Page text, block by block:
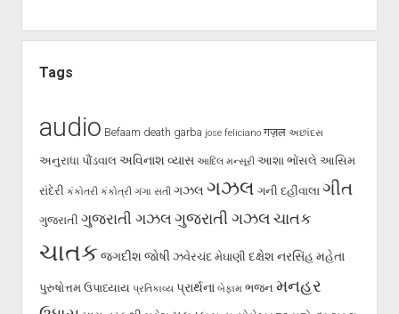
Tags
audio Befaam death garba jose feliciano गज़ल અછાંદસ
અનુરાધા પૌંડવાલ અવિનાશ વ્યાસ આદિલ મન્સૂરી આશા ભોંસલે આસિમ
રાંદેરી કંકોતરી કંકોત્રી ગંગા સતી ગઝલ ગઝલ ગની દહીંવાલા ગીત
ગુજરાતી ગુજરાતી ગઝલ ગુજરાતી ગઝલ ચાતક
ચાતક જગદીશ જોષી ઝવેરચંદ મેઘાણી દક્ષેશ નરસિંહ મહેતા
પુરુષોત્તમ ઉપાધ્યાય પ્રતિકાવ્ય પ્રાર્થના બેફામ ભજન મનહર